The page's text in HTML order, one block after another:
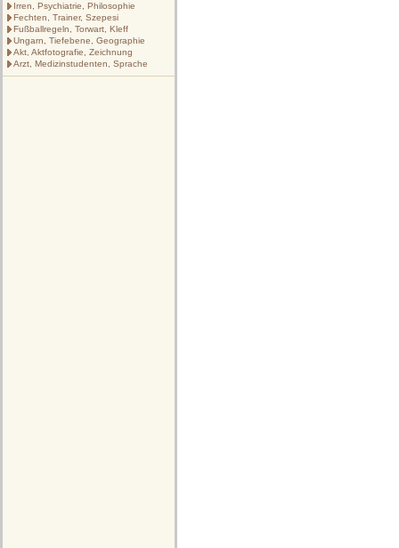
Irren, Psychiatrie, Philosophie
Fechten, Trainer, Szepesi
Fußballregeln, Torwart, Kleff
Ungarn, Tiefebene, Geographie
Akt, Aktfotografie, Zeichnung
Arzt, Medizinstudenten, Sprache